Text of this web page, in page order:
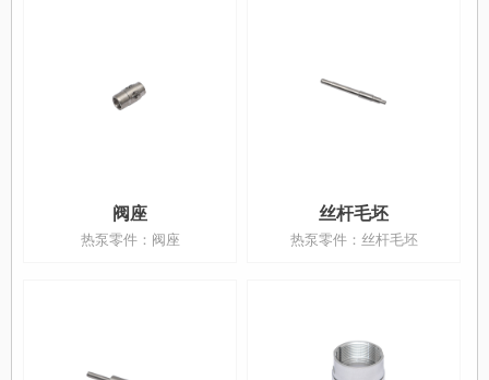
阀座
热泵零件：阀座
丝杆毛坯
热泵零件：丝杆毛坯